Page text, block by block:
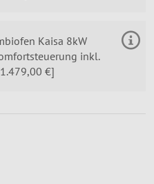
Kaisa 8kW
inkl.
€]